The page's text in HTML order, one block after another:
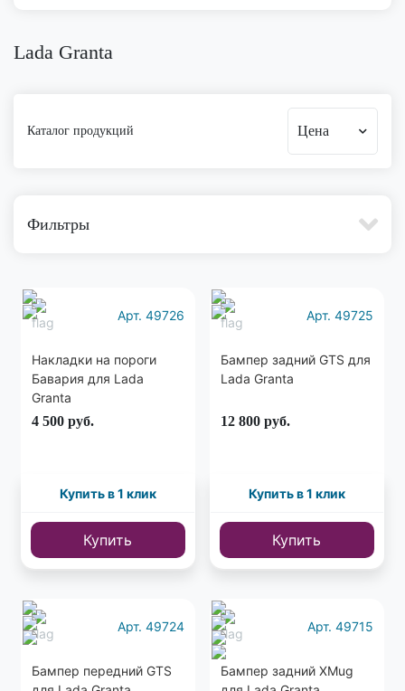
Lada Granta
Каталог продукций Цена
Фильтры
Арт. 49726
Накладки на пороги
Бавария для Lada
Granta
4 500 руб.
Купить в 1 клик
Купить
Арт. 49725
Бампер задний GTS для
Lada Granta
12 800 руб.
Купить в 1 клик
Купить
Арт. 49724
Бампер передний GTS
Арт. 49715
Бампер задний XMug